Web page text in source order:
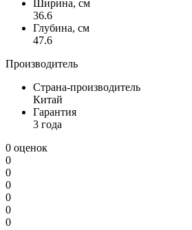
Ширина, см
36.6
Глубина, см
47.6
Производитель
Страна-производитель
Китай
Гарантия
3 года
0 оценок
0
0
0
0
0
0